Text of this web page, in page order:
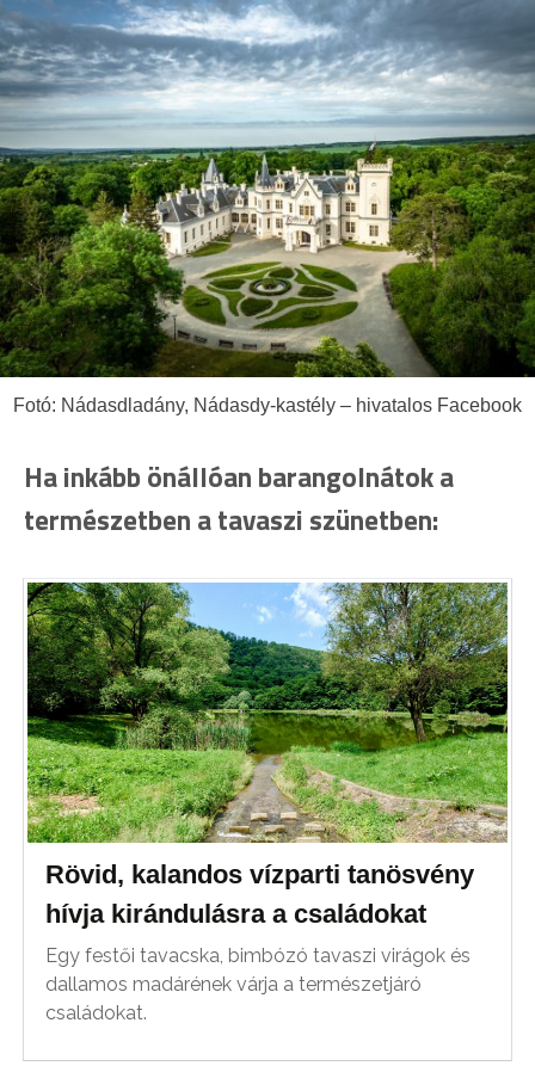
Fotó: Nádasdladány, Nádasdy-kastély – hivatalos Facebook
Ha inkább önállóan barangolnátok a
természetben a tavaszi szünetben:
Rövid, kalandos vízparti tanösvény
hívja kirándulásra a családokat
Egy festői tavacska, bimbózó tavaszi virágok és
dallamos madárének várja a természetjáró
családokat.